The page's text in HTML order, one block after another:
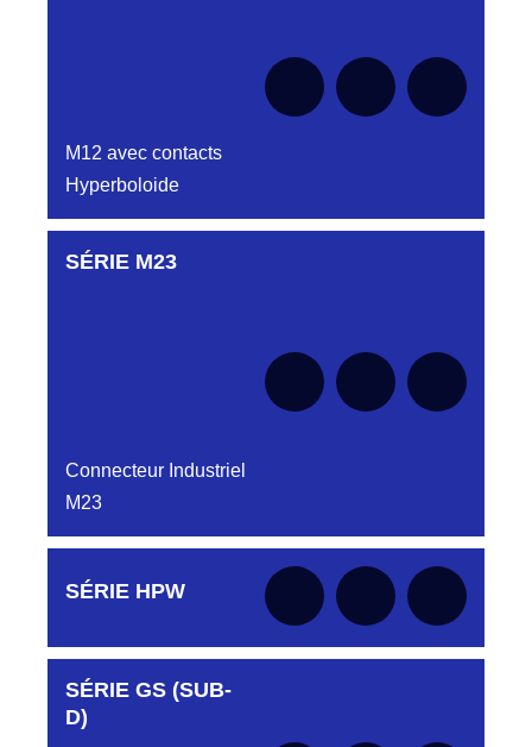
M12 avec contacts
Hyperboloide
Aucune pièce disponible pour cette série pour
SÉRIE M23
Connecteur Industriel
M23
Aucune pièce disponible pour cette série pour
le moment
SÉRIE HPW
Aucune pièce disponible pour cette série pour
SÉRIE GS (SUB-
D)